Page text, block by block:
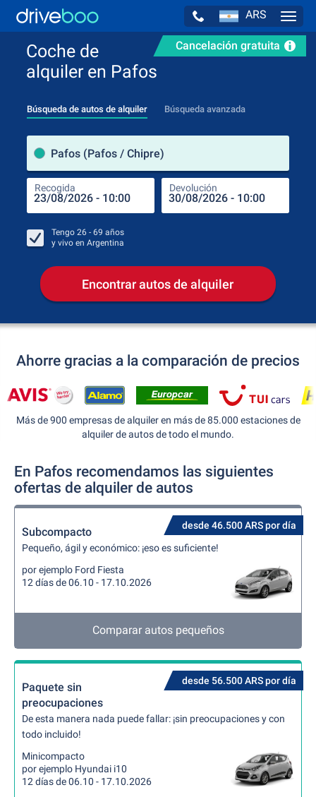
ARS
Cancelación gratuita
Coche de
alquiler en Pafos
Búsqueda de autos de alquiler Búsqueda avanzada
Pafos (Pafos / Chipre)
Recogida Devolución
Tengo 26 - 69 años
y vivo en Argentina
Encontrar autos de alquiler
Ahorre gracias a la comparación de precios
Más de 900 empresas de alquiler en más de 85.000 estaciones de
alquiler de autos de todo el mundo.
En Pafos recomendamos las siguientes
ofertas de alquiler de autos
desde 46.500 ARS por día
Subcompacto
Pequeño, ágil y económico: ¡eso es suficiente!
por ejemplo Ford Fiesta
12 días de 06.10 - 17.10.2026
Comparar autos pequeños
desde 56.500 ARS por día
Paquete sin
preocupaciones
De esta manera nada puede fallar: ¡sin preocupaciones y con
todo incluido!
Minicompacto
por ejemplo Hyundai i10
12 días de 06.10 - 17.10.2026